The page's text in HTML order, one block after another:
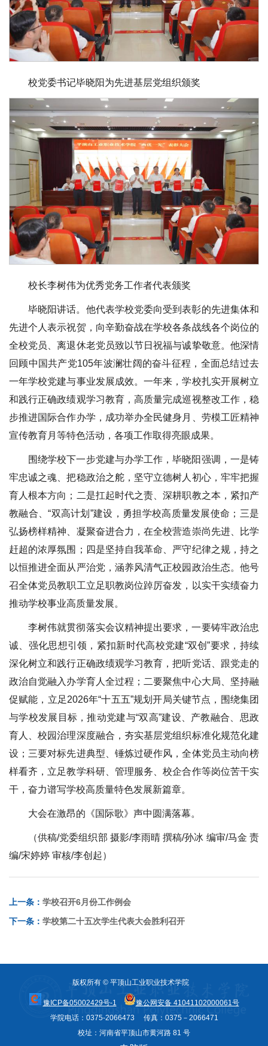
校党委书记毕晓阳为先进基层党组织颁奖
校长李树伟为优秀党务工作者代表颁奖
毕晓阳讲话。他代表学校党委向受到表彰的先进集体和
先进个人表示祝贺，向辛勤奋战在学校各条战线各个岗位的
全校党员、离退休老党员致以节日祝福与诚挚敬意。他深情
回顾中国共产党105年波澜壮阔的奋斗征程，全面总结过去
一年学校党建与事业发展成效。一年来，学校扎实开展树立
和践行正确政绩观学习教育，高质量完成巡视整改工作，稳
步推进国际合作办学，成功举办全民健身月、劳模工匠精神
宣传教育月等特色活动，各项工作取得亮眼成果。
围绕学校下一步党建与办学工作，毕晓阳强调，一是铸
牢忠诚之魂、把稳政治之舵，坚守立德树人初心，牢牢把握
育人根本方向；二是扛起时代之责、深耕职教之本，紧扣产
教融合、“双高计划”建设，勇担学校高质量发展使命；三是
弘扬榜样精神、凝聚奋进合力，在全校营造崇尚先进、比学
赶超的浓厚氛围；四是坚持自我革命、严守纪律之规，持之
以恒推进全面从严治党，涵养风清气正校园政治生态。他号
召全体党员教职工立足职教岗位踔厉奋发，以实干实绩奋力
推动学校事业高质量发展。
李树伟就贯彻落实会议精神提出要求，一要铸牢政治忠
诚、强化思想引领，紧扣新时代高校党建“双创”要求，持续
深化树立和践行正确政绩观学习教育，把听党话、跟党走的
政治自觉融入办学育人全过程；二要聚焦中心大局、坚持融
促赋能，立足2026年“十五五”规划开局关键节点，围绕集团
与学校发展目标，推动党建与“双高”建设、产教融合、思政
育人、校园治理深度融合，夯实基层党组织标准化规范化建
设；三要对标先进典型、锤炼过硬作风，全体党员主动向榜
样看齐，立足教学科研、管理服务、校企合作等岗位苦干实
干，奋力谱写学校高质量特色发展新篇章。
大会在激昂的《国际歌》声中圆满落幕。
（供稿/党委组织部 摄影/李雨晴 撰稿/孙冰 编审/马金 责
编/宋婷婷 审核/李创起）
上一条： 学校召开6月份工作例会
下一条： 学校第二十五次学生代表大会胜利召开
版权所有 © 平顶山工业职业技术学院
豫ICP备05002429号-1
豫公网安备 41041102000061号
学院电话：0375-2066473 传真：0375－2066471
校址：河南省平顶山市黄河路 81 号